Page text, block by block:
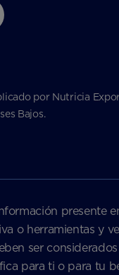
por Nutricia
Bajos.
presente
o herramientas y
ser
para ti o para tu